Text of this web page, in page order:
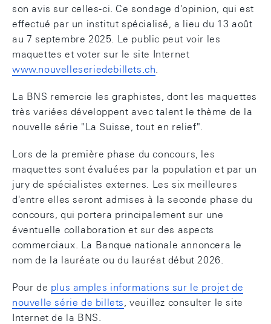
son avis sur celles-ci. Ce sondage d'opinion, qui est
effectué par un institut spécialisé, a lieu du 13 août
au 7 septembre 2025. Le public peut voir les
maquettes et voter sur le site Internet
www.nouvelleseriedebillets.ch.
La BNS remercie les graphistes, dont les maquettes
très variées développent avec talent le thème de la
nouvelle série "La Suisse, tout en relief".
Lors de la première phase du concours, les
maquettes sont évaluées par la population et par un
jury de spécialistes externes. Les six meilleures
d'entre elles seront admises à la seconde phase du
concours, qui portera principalement sur une
éventuelle collaboration et sur des aspects
commerciaux. La Banque nationale annoncera le
nom de la lauréate ou du lauréat début 2026.
Pour de plus amples informations sur le projet de
nouvelle série de billets, veuillez consulter le site
Internet de la BNS.